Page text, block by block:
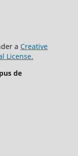
a Creative
License.
de